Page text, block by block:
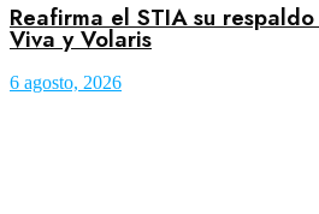
Reafirma el STIA su
Viva y Volaris
6 agosto, 2026